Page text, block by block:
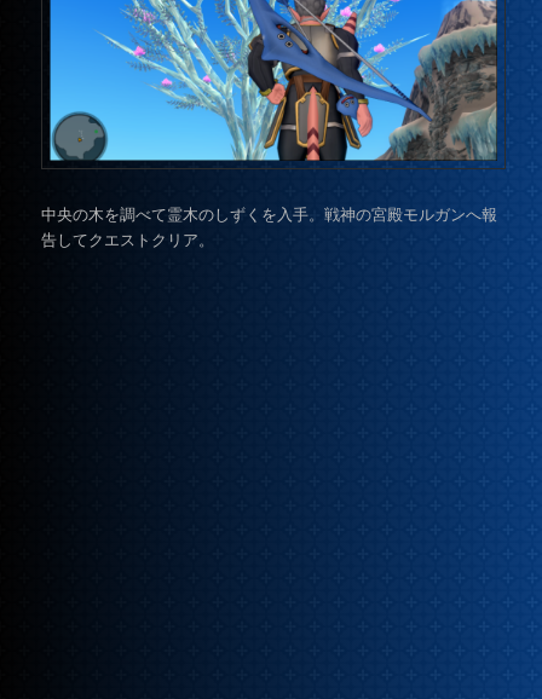
中央の木を調べて霊木のしずくを入手。戦神の宮殿モルガンへ報
告してクエストクリア。